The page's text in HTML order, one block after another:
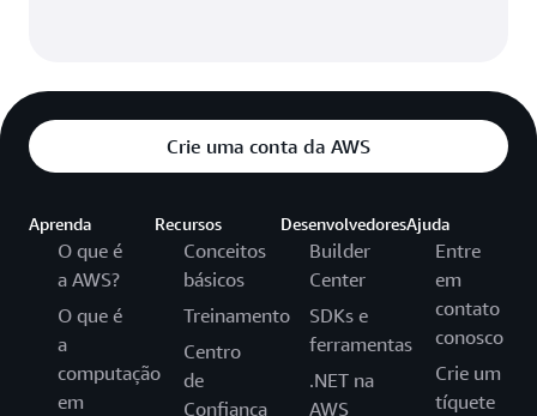
Crie uma conta da AWS
Aprenda
O que é
a AWS?
O que é
a
computação
em
Recursos
Conceitos
básicos
Treinamento
Centro
de
Confiança
Desenvolvedores
Builder
Center
SDKs e
ferramentas
.NET na
AWS
Ajuda
Entre
em
contato
conosco
Crie um
tíquete